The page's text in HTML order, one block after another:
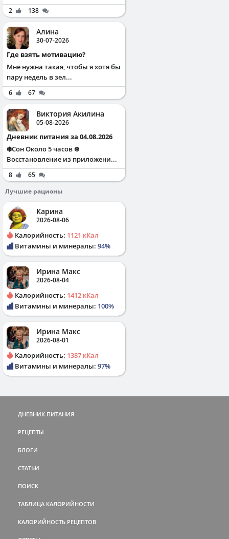
2 138
Алина
30-07-2026
Где взять мотивацию?
Мне нужна такая, чтобы я хотя бы
пару недель в зел...
6 67
Виктория Акилина
05-08-2026
Дневник питания за 04.08.2026
❄️Сон Около 5 часов ❄️
Восстановление из приложени...
8
65
Лучшие рационы
Карина
2026-08-06
Калорийность: 1121 кКал
Витамины и минералы: 94%
Ирина Макс
2026-08-04
Калорийность: 1412 кКал
Витамины и минералы: 100%
Ирина Макс
2026-08-01
Калорийность: 1387 кКал
Витамины и минералы: 97%
ДНЕВНИК ПИТАНИЯ
РЕЦЕПТЫ
БЛОГИ
СТАТЬИ
ПОИСК
ТАБЛИЦА КАЛОРИЙНОСТИ
КАЛОРИЙНОСТЬ РЕЦЕПТОВ